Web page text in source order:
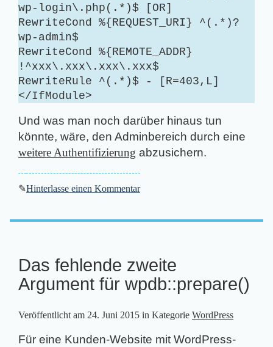
wp-login\.php(.*)$ [OR]
RewriteCond %{REQUEST_URI} ^(.*)?
wp-admin$
RewriteCond %{REMOTE_ADDR}
!^xxx\.xxx\.xxx\.xxx$
RewriteRule ^(.*)$ - [R=403,L]
</IfModule>
Und was man noch darüber hinaus tun
könnte, wäre, den Adminbereich durch eine
weitere Authentifizierung abzusichern.
✎Hinterlasse einen Kommentar
Das fehlende zweite
Argument für wpdb::prepare()
Veröffentlicht am 24. Juni 2015 in Kategorie WordPress
Für eine Kunden-Website mit WordPress-